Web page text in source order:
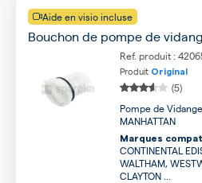
Aide en visio incluse
Bouchon de pompe de
Ref. produit :
Produit Original
(5)
Pompe de
MANHATTAN
Marques
CONTINENTAL
WALTHAM,
CLAYTON ...